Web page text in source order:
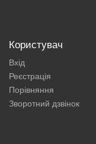
Користувач
Вхід
Реєстрація
Порівняння
Зворотний дзвінок